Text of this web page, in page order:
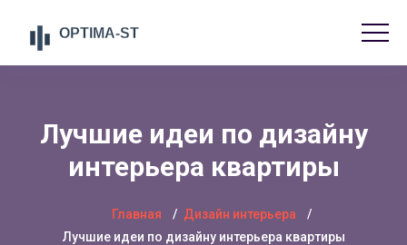
Лучшие идеи по дизайну
интерьера квартиры
Главная
Дизайн интерьера
Лучшие идеи по дизайну интерьера квартиры